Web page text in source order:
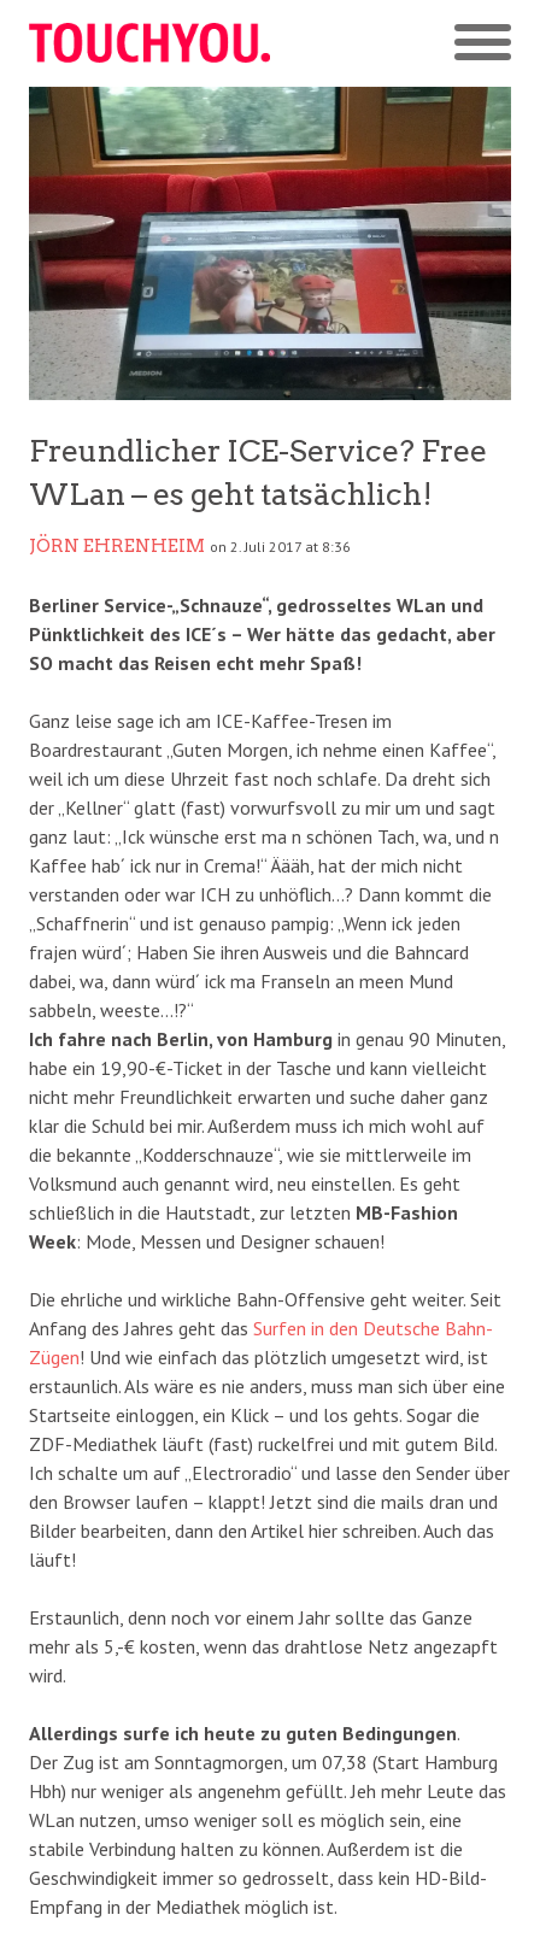
Freundlicher ICE-Service? Free
WLan – es geht tatsächlich!
JÖRN EHRENHEIM on 2. Juli 2017 at 8:36
Berliner Service-„Schnauze“, gedrosseltes WLan und
Pünktlichkeit des ICE´s – Wer hätte das gedacht, aber
SO macht das Reisen echt mehr Spaß!
Ganz leise sage ich am ICE-Kaffee-Tresen im
Boardrestaurant „Guten Morgen, ich nehme einen Kaffee“,
weil ich um diese Uhrzeit fast noch schlafe. Da dreht sich
der „Kellner“ glatt (fast) vorwurfsvoll zu mir um und sagt
ganz laut: „Ick wünsche erst ma n schönen Tach, wa, und n
Kaffee hab´ ick nur in Crema!“ Äääh, hat der mich nicht
verstanden oder war ICH zu unhöflich…? Dann kommt die
„Schaffnerin“ und ist genauso pampig: „Wenn ick jeden
frajen würd´; Haben Sie ihren Ausweis und die Bahncard
dabei, wa, dann würd´ ick ma Franseln an meen Mund
sabbeln, weeste…!?“
Ich fahre nach Berlin, von Hamburg in genau 90 Minuten,
habe ein 19,90-€-Ticket in der Tasche und kann vielleicht
nicht mehr Freundlichkeit erwarten und suche daher ganz
klar die Schuld bei mir. Außerdem muss ich mich wohl auf
die bekannte „Kodderschnauze“, wie sie mittlerweile im
Volksmund auch genannt wird, neu einstellen. Es geht
schließlich in die Hautstadt, zur letzten MB-Fashion
Week: Mode, Messen und Designer schauen!
Die ehrliche und wirkliche Bahn-Offensive geht weiter. Seit
Anfang des Jahres geht das Surfen in den Deutsche Bahn-
Zügen! Und wie einfach das plötzlich umgesetzt wird, ist
erstaunlich. Als wäre es nie anders, muss man sich über eine
Startseite einloggen, ein Klick – und los gehts. Sogar die
ZDF-Mediathek läuft (fast) ruckelfrei und mit gutem Bild.
Ich schalte um auf „Electroradio“ und lasse den Sender über
den Browser laufen – klappt! Jetzt sind die mails dran und
Bilder bearbeiten, dann den Artikel hier schreiben. Auch das
läuft!
Erstaunlich, denn noch vor einem Jahr sollte das Ganze
mehr als 5,-€ kosten, wenn das drahtlose Netz angezapft
wird.
Allerdings surfe ich heute zu guten Bedingungen.
Der Zug ist am Sonntagmorgen, um 07,38 (Start Hamburg
Hbh) nur weniger als angenehm gefüllt. Jeh mehr Leute das
WLan nutzen, umso weniger soll es möglich sein, eine
stabile Verbindung halten zu können. Außerdem ist die
Geschwindigkeit immer so gedrosselt, dass kein HD-Bild-
Empfang in der Mediathek möglich ist.